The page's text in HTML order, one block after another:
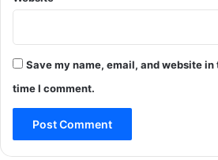
Save my name, email, and website
time I comment.